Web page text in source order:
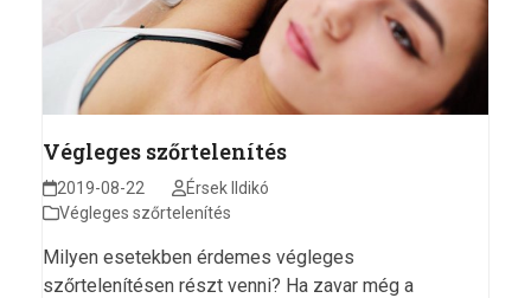
Végleges szőrtelenítés
2019-08-22
Érsek Ildikó
Végleges szőrtelenítés
Milyen esetekben érdemes végleges
szőrtelenítésen részt venni? Ha zavar még a